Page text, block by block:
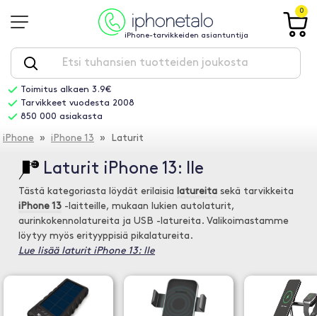
iPhone-tarvikkeiden asiantuntija
0
Toimitus alkaen 3.9€
Tarvikkeet vuodesta 2008
850 000 asiakasta
iPhone » iPhone 13 » Laturit
Laturit iPhone 13: lle
Tästä kategoriasta löydät erilaisia latureita sekä tarvikkeita
iPhone 13 -laitteille, mukaan lukien autolaturit,
aurinkokennolatureita ja USB -latureita. Valikoimastamme
löytyy myös erityyppisiä pikalatureita.
Lue lisää laturit iPhone 13: lle